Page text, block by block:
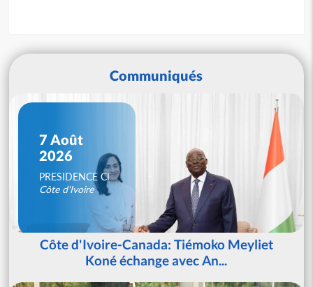
Communiqués
7 Août
2026
PRESIDENCE CI
Côte d'Ivoire
Côte d'Ivoire-Canada: Tiémoko Meyliet
Koné échange avec An...